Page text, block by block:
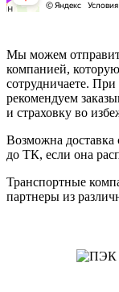
Мы можем
компанией,
сотрудничаете.
рекомендуем
и страховку во
Возможна доставка
до ТК, если она
Транспортные
партнеры из